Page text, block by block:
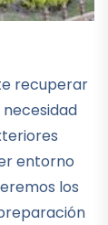
recuperar
entorno
los